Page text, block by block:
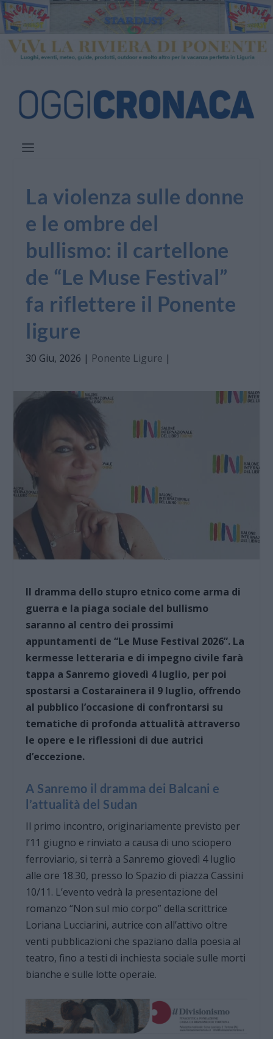
La violenza sulle donne
e le ombre del
bullismo: il cartellone
de “Le Muse Festival”
fa riflettere il Ponente
ligure
30 Giu, 2026 | Ponente Ligure |
Il dramma dello stupro etnico come arma di
guerra e la piaga sociale del bullismo
saranno al centro dei prossimi
appuntamenti de “Le Muse Festival 2026”. La
kermesse letteraria e di impegno civile farà
tappa a Sanremo giovedì 4 luglio, per poi
spostarsi a Costarainera il 9 luglio, offrendo
al pubblico l’occasione di confrontarsi su
tematiche di profonda attualità attraverso
le opere e le riflessioni di due autrici
d’eccezione.
A Sanremo il dramma dei Balcani e
l’attualità del Sudan
Il primo incontro, originariamente previsto per
l’11 giugno e rinviato a causa di uno sciopero
ferroviario, si terrà a Sanremo giovedì 4 luglio
alle ore 18.30, presso lo Spazio di piazza Cassini
10/11. L’evento vedrà la presentazione del
romanzo “Non sul mio corpo” della scrittrice
Loriana Lucciarini, autrice con all’attivo oltre
venti pubblicazioni che spaziano dalla poesia al
teatro, fino a testi di inchiesta sociale sulle morti
bianche e sulle lotte operaie.